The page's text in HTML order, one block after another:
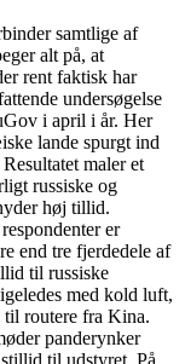
samtlige af
alt på, at
rent faktisk har
undersøgelse
i april i år. Her
lande spurgt ind
maler et
russiske og
høj tillid.
er
end tre fjerdedele af
til russiske
med kold luft,
til routere fra Kina.
panderynker